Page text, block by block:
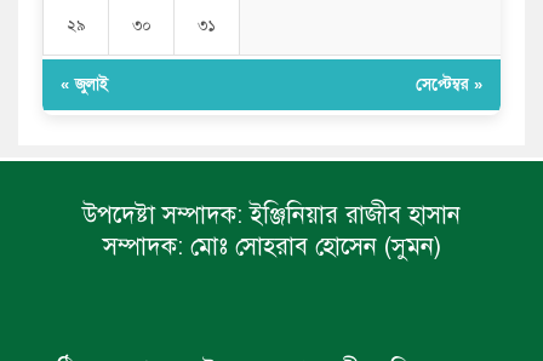
২৯ ৩০ ৩১
« জুলাই সেপ্টেম্বর »
উপদেষ্টা সম্পাদক: ইঞ্জিনিয়ার রাজীব হাসান
সম্পাদক: মোঃ সোহরাব হোসেন (সুমন)